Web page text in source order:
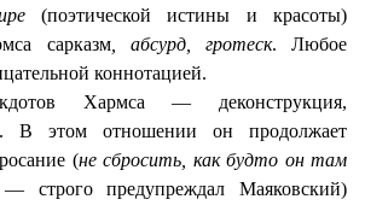
(поэтической истины и красоты)
сарказм, абсурд, гротеск. Любое
коннотацией.
Хармса — деконструкция,
В этом отношении он продолжает
(не сбросить, как будто он там
строго предупреждал Маяковский)